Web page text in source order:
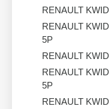
RENAULT KWID
RENAULT KWID
5P
RENAULT KWID
RENAULT KWID
5P
RENAULT KWID